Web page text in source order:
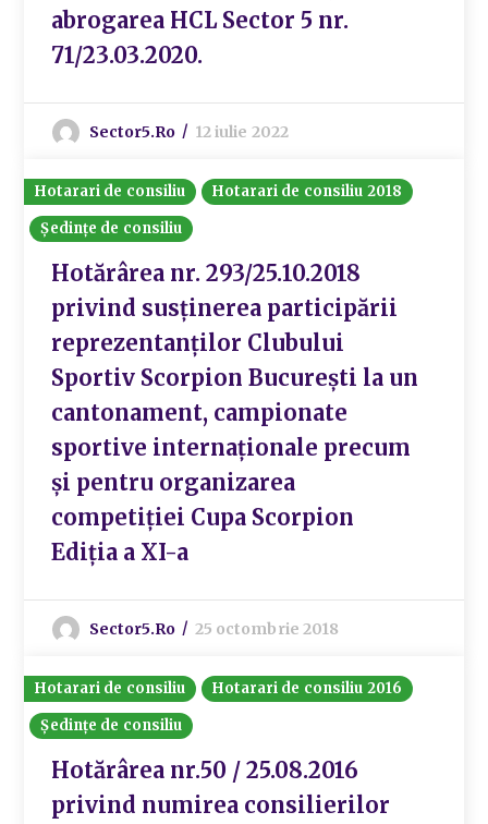
abrogarea HCL Sector 5 nr.
71/23.03.2020.
Sector5.ro 12 iulie 2022
Hotarari de consiliu
Hotarari de consiliu 2018
Ședințe de consiliu
Hotărârea nr. 293/25.10.2018
privind susținerea participării
reprezentanților Clubului
Sportiv Scorpion București la un
cantonament, campionate
sportive internaționale precum
și pentru organizarea
competiției Cupa Scorpion
Ediția a XI-a
Sector5.ro 25 octombrie 2018
Hotarari de consiliu
Hotarari de consiliu 2016
Ședințe de consiliu
Hotărârea nr.50 / 25.08.2016
privind numirea consilierilor